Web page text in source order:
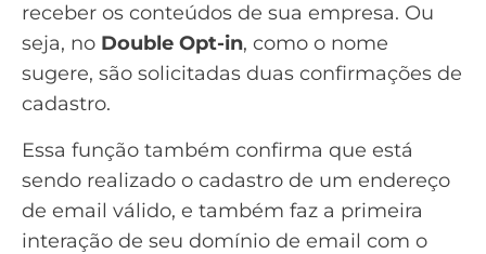
receber os conteúdos de sua empresa. Ou
seja, no Double Opt-in, como o nome
sugere, são solicitadas duas confirmações de
cadastro.
Essa função também confirma que está
sendo realizado o cadastro de um endereço
de email válido, e também faz a primeira
interação de seu domínio de email com o